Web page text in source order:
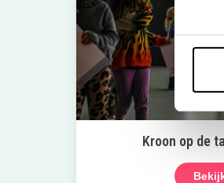
Kroon op de